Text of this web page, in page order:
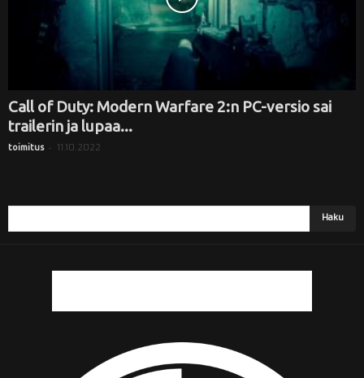
Call of Duty: Modern Warfare 2:n PC-versio sai
trailerin ja lupaa...
toimitus - 11.10.2022